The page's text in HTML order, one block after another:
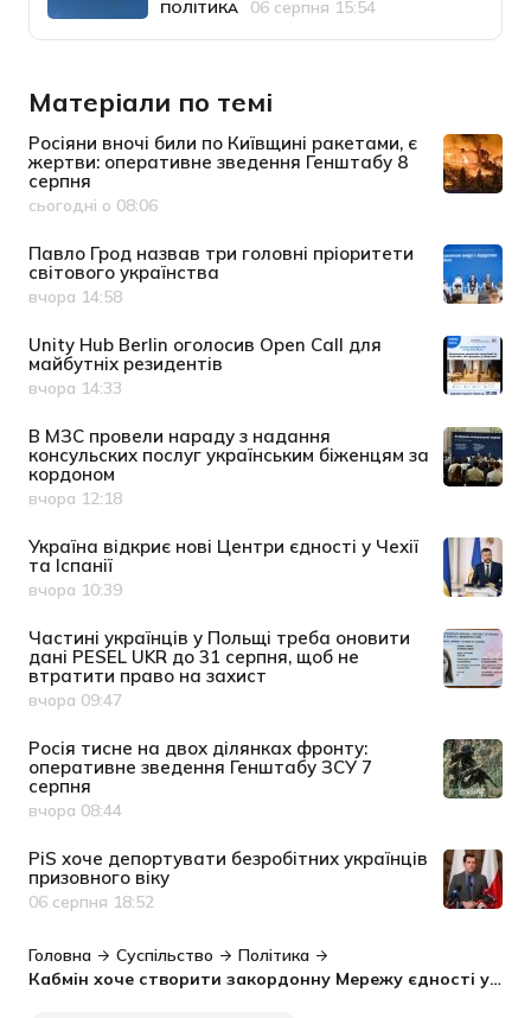
Категорія
ПОЛІТИКА
Дата публікації
06 серпня 15:54
Матеріали по темі
Росіяни вночі били по Київщині ракетами, є
жертви: оперативне зведення Генштабу 8
серпня
Дата публікації
сьогодні о 08:06
Павло Грод назвав три головні пріоритети
світового українства
Дата публікації
вчора 14:58
Unity Hub Berlin оголосив Open Call для
майбутніх резидентів
Дата публікації
вчора 14:33
В МЗС провели нараду з надання
консульских послуг українським біженцям за
кордоном
Дата публікації
вчора 12:18
Україна відкриє нові Центри єдності у Чехії
та Іспанії
Дата публікації
вчора 10:39
Частині українців у Польщі треба оновити
дані PESEL UKR до 31 серпня, щоб не
втратити право на захист
Дата публікації
вчора 09:47
Росія тисне на двох ділянках фронту:
оперативне зведення Генштабу ЗСУ 7
серпня
Дата публікації
вчора 08:44
PiS хоче депортувати безробітних українців
призовного віку
Дата публікації
06 серпня 18:52
Головна Суспільство
Політика
Кабмін хоче створити закордонну Мережу єдності українців